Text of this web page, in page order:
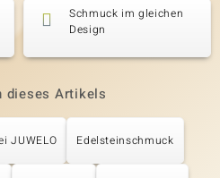
Schmuck im gleichen
Design
dieses Artikels
JUWELO Edelsteinschmuck